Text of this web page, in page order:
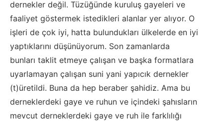
dernekler değil. Tüzüğünde kuruluş gayeleri ve
faaliyet göstermek istedikleri alanlar yer alıyor. O
işleri de çok iyi, hatta bulundukları ülkelerde en iyi
yaptıklarını düşünüyorum. Son zamanlarda
bunları taklit etmeye çalışan ve başka formatlara
uyarlamayan çalışan suni yani yapıcık dernekler
(t)üretildi. Buna da hep beraber şahidiz. Ama bu
derneklerdeki gaye ve ruhun ve içindeki şahısların
mevcut derneklerdeki gaye ve ruh ile farklılığı